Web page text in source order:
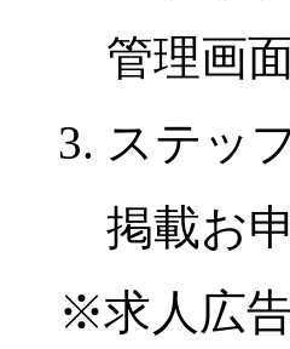
管理画
ステッ
掲載お
※求人広